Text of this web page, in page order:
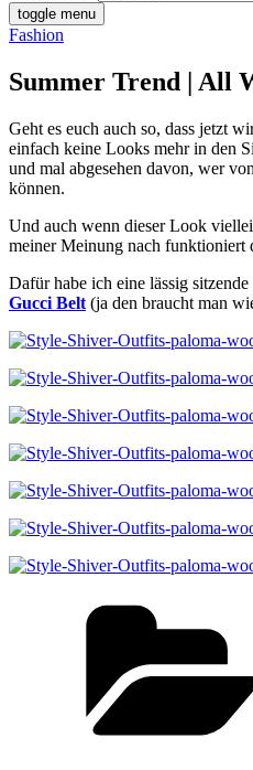
toggle menu
Fashion
Summer Trend | All
Geht es euch auch so, dass jetzt
einfach keine Looks mehr in den
und mal abgesehen davon, wer
können.
Und auch wenn dieser Look
meiner Meinung nach funktioniert
Dafür habe ich eine lässig sitzende
Gucci Belt (ja den braucht man